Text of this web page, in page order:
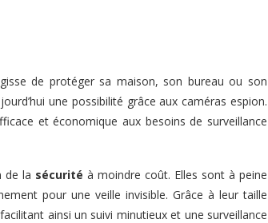
de protéger sa maison, son bureau ou son
une possibilité grâce aux caméras espion.
et économique aux besoins de surveillance
de la sécurité à moindre coût. Elles sont à peine
pour une veille invisible. Grâce à leur taille
ainsi un suivi minutieux et une surveillance